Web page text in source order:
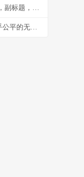
王者荣耀kpl铭文，职业赛场的力量基石，副标题，细微之处定胜负乾坤
**和平精英出了辅助怎么解决，一场关乎公平的无声战争**